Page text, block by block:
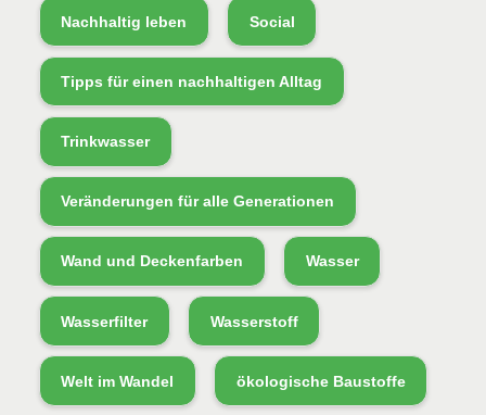
Nachhaltig leben Social
Tipps für einen nachhaltigen Alltag
Trinkwasser
Veränderungen für alle Generationen
Wand und Deckenfarben Wasser
Wasserfilter Wasserstoff
Welt im Wandel ökologische Baustoffe